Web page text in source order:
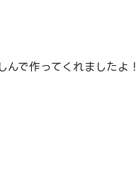
で作ってくれましたよ！